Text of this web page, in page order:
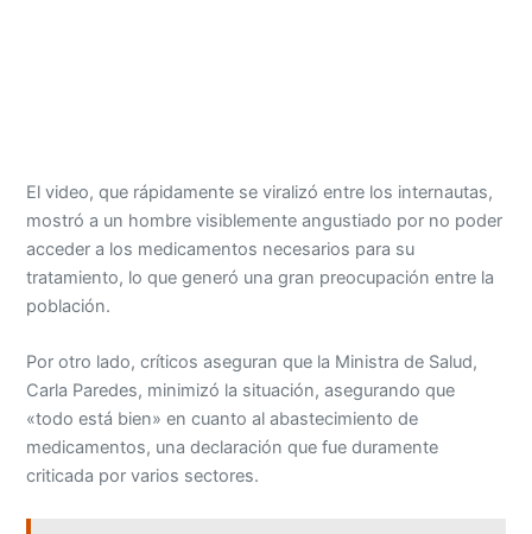
El video, que rápidamente se viralizó entre los internautas,
mostró a un hombre visiblemente angustiado por no poder
acceder a los medicamentos necesarios para su
tratamiento, lo que generó una gran preocupación entre la
población.
Por otro lado, críticos aseguran que la Ministra de Salud,
Carla Paredes, minimizó la situación, asegurando que
«todo está bien» en cuanto al abastecimiento de
medicamentos, una declaración que fue duramente
criticada por varios sectores.